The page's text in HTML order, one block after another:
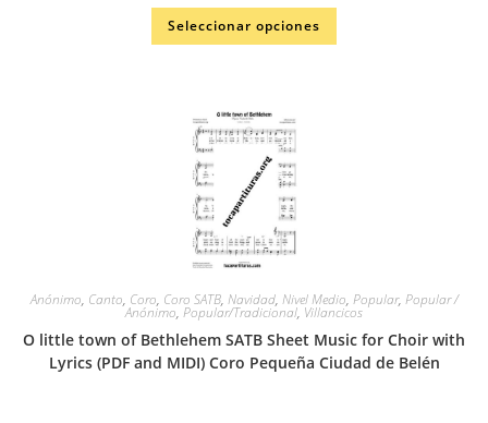
Seleccionar opciones
Anónimo, Canto, Coro, Coro SATB, Navidad, Nivel Medio, Popular, Popular /
Anónimo, Popular/Tradicional, Villancicos
O little town of Bethlehem SATB Sheet Music for Choir with
Lyrics (PDF and MIDI) Coro Pequeña Ciudad de Belén